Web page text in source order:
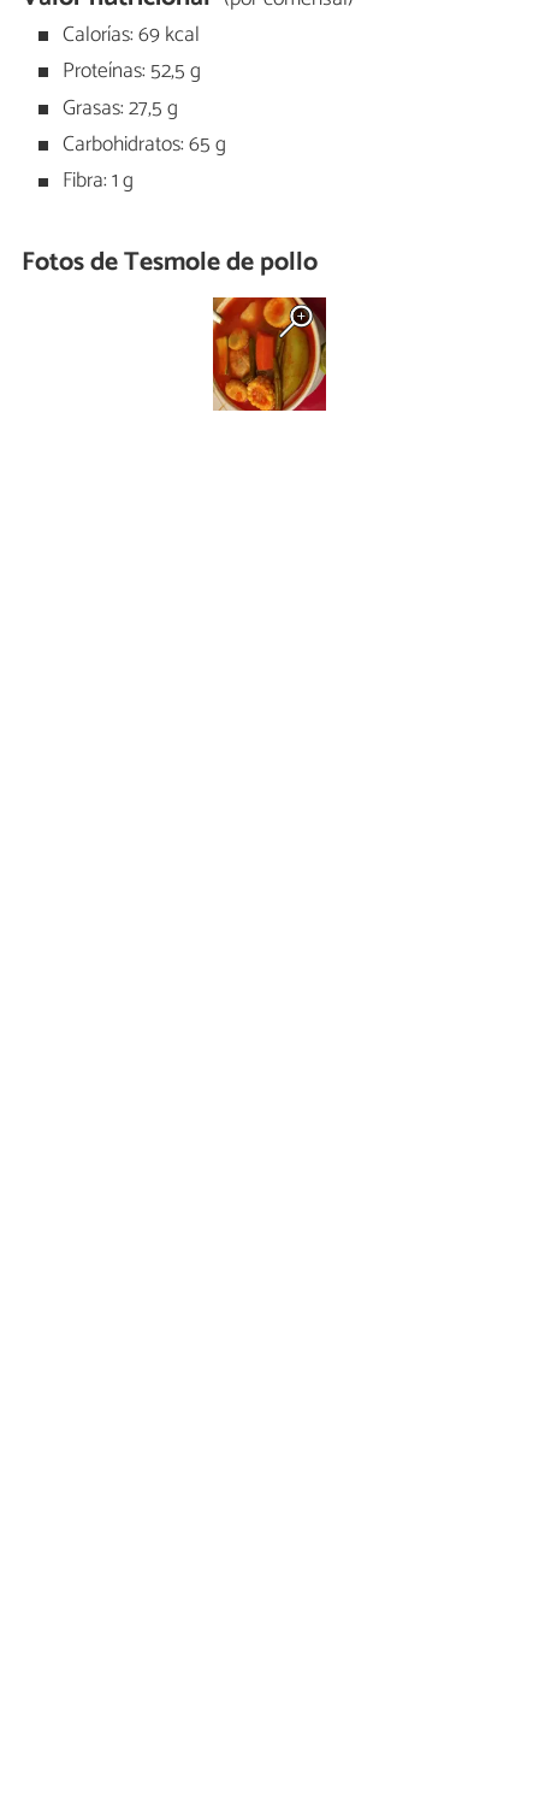
Calorías: 69 kcal
Proteínas: 52,5 g
Grasas: 27,5 g
Carbohidratos: 65 g
Fibra: 1 g
Fotos de Tesmole de pollo